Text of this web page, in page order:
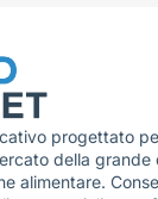
progettato
della
alimentare.